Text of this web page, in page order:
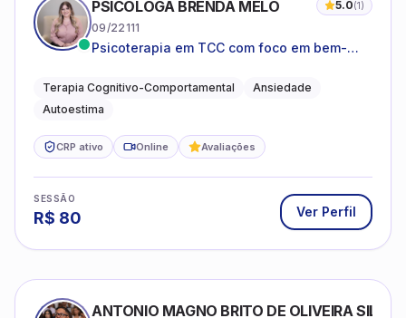
PSICÓLOGA BRENDA MELO 5.0(1)
09/22111
Psicoterapia em TCC com foco em bem-
o cotidiano
Terapia Cognitivo-Comportamental
Ansiedade
Autoestima
CRP ativo Online Avaliações
SESSÃO
R$ 80 Ver Perfil
ANTONIO MAGNO BRITO DE OLIVEIRA SILVA